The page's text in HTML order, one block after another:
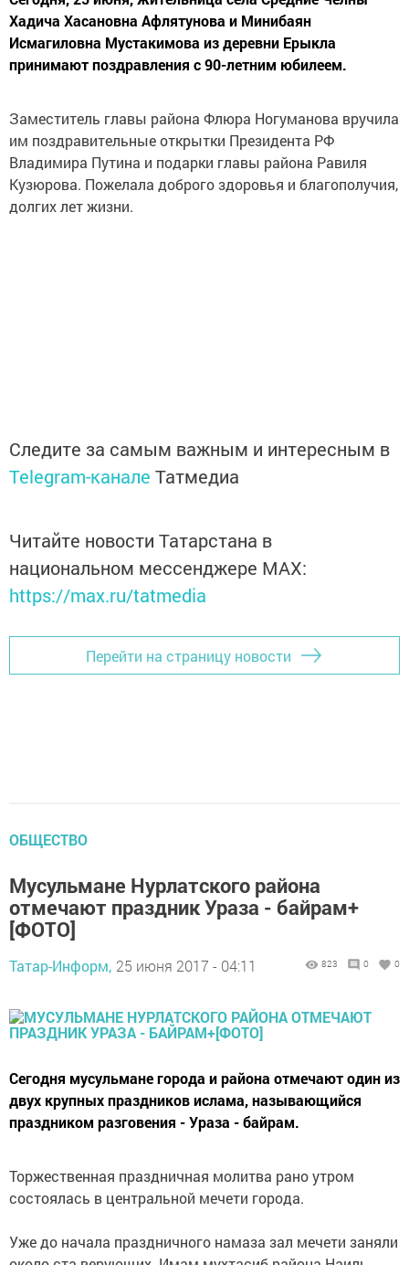
Хадича Хасановна Афлятунова и Минибаян
Исмагиловна Мустакимова из деревни Ерыкла
принимают поздравления с 90-летним юбилеем.
Заместитель главы района Флюра Ногуманова вручила
им поздравительные открытки Президента РФ
Владимира Путина и подарки главы района Равиля
Кузюрова. Пожелала доброго здоровья и благополучия,
долгих лет жизни.
Следите за самым важным и интересным в
Telegram-канале Татмедиа
Читайте новости Татарстана в
национальном мессенджере MАХ:
https://max.ru/tatmedia
Перейти на страницу новости
ОБЩЕСТВО
Мусульмане Нурлатского района
отмечают праздник Ураза - байрам+
[ФОТО]
Татар-Информ, 25 июня 2017 - 04:11 823 0 0
Сегодня мусульмане города и района отмечают один из
двух крупных праздников ислама, называющийся
праздником разговения - Ураза - байрам.
Торжественная праздничная молитва рано утром
состоялась в центральной мечети города.
Уже до начала праздничного намаза зал мечети заняли